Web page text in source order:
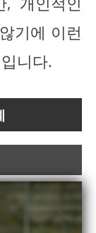
기에 이런
니다.